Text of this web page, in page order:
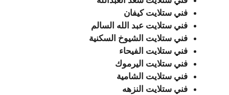
فني ستلايت كيفان
فني ستلايت عبد الله السالم
فني ستلايت الشيوخ السكنية
فني ستلايت الفيحاء
فني ستلايت اليرموك
فني ستلايت الشامية
فني ستلايت النزهه